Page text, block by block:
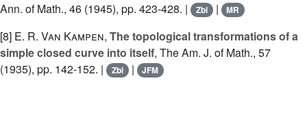
Ann. of Math., 46 (1945), pp. 423-428. |
Zbl | MR
[8] E. R. Van Kampen, The topological transformations of a
simple closed curve into itself, The Am. J. of Math., 57
(1935), pp. 142-152. |
Zbl | JFM